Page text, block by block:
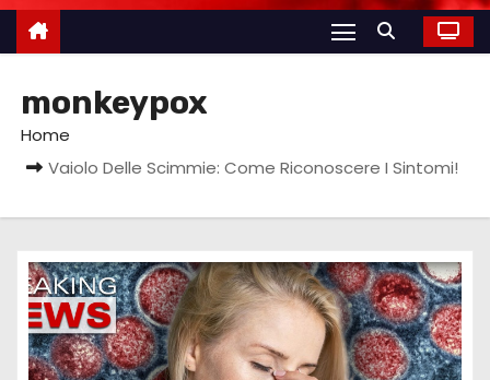
monkeypox
Home
Vaiolo Delle Scimmie: Come Riconoscere I Sintomi!